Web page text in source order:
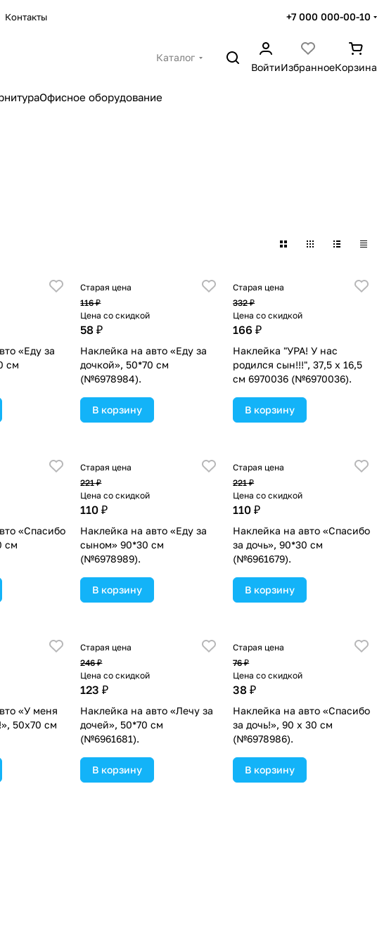
Контакты +7 000 000-00-10
Каталог
ВойтиИзбранноеКорзина
Офисное оборудование
«Еду за
см
Старая цена
116 ₽
Цена со скидкой
58 ₽
Наклейка на авто «Еду за
дочкой», 50*70 см
(№6978984).
В корзину
Старая цена
332 ₽
Цена со скидкой
166 ₽
Наклейка "УРА! У нас
родился сын!!!", 37,5 х 16,5
см 6970036 (№6970036).
В корзину
«Спасибо
см
Старая цена
221 ₽
Цена со скидкой
110 ₽
Наклейка на авто «Еду за
сыном» 90*30 см
(№6978989).
В корзину
Старая цена
221 ₽
Цена со скидкой
110 ₽
Наклейка на авто «Спасибо
за дочь», 90*30 см
(№6961679).
В корзину
«У меня
50х70 см
Старая цена
246 ₽
Цена со скидкой
123 ₽
Наклейка на авто «Лечу за
дочей», 50*70 см
(№6961681).
В корзину
Старая цена
76 ₽
Цена со скидкой
38 ₽
Наклейка на авто «Спасибо
за дочь!», 90 х 30 см
(№6978986).
В корзину